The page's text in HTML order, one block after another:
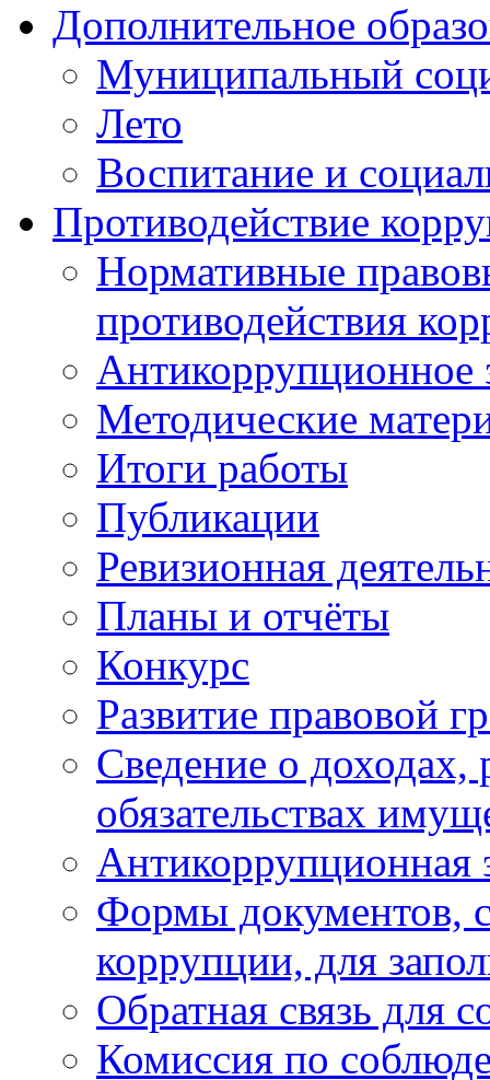
Дополнительное
Муниципальный
Лето
Воспитание и
Противодействие
Нормативные
противодействия
Антикоррупционное
Методические
Итоги работы
Публикации
Ревизионная
Планы и отчёты
Конкурс
Развитие правовой
Сведение о доходах,
обязательствах
Антикоррупционная
Формы документов,
коррупции, для
Обратная связь для
Комиссия по